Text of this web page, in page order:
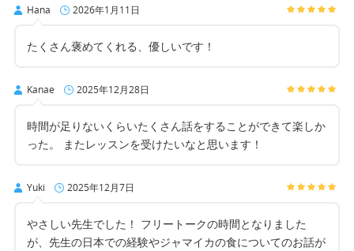
Hana 2026年1月11日
たくさん褒めてくれる、優しいです！
Kanae 2025年12月28日
時間が足りないくらいたくさん話をすることができて楽しか
った。 またレッスンを受けたいなと思います！
Yuki 2025年12月7日
やさしい先生でした！ フリートークの時間となりました
が、先生の日本での経験やジャマイカの食についてのお話が